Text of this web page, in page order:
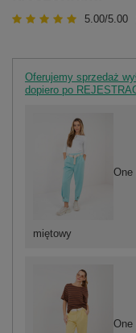
5.00/5.00
Oferujemy sprzedaż
dopiero po
One
miętowy
One